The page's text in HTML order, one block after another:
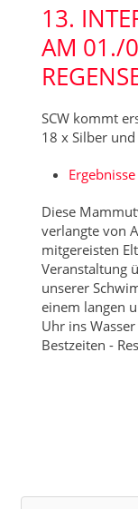
13.
AM 01./
SCW kommt
18 x Silber
Ergebnisse
Diese
verlangte von
mitgereisten
Veranstaltung
unserer
einem langen
Uhr ins
Bestzeiten -